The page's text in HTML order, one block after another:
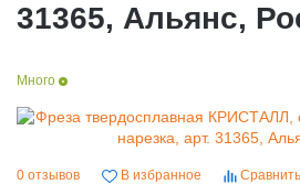
31365, Альянс,
Много
0 отзывов В избранное Сравнить